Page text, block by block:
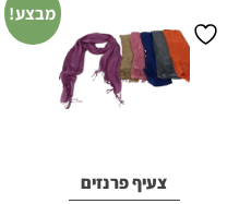
מבצע!
צעיף פרנזים